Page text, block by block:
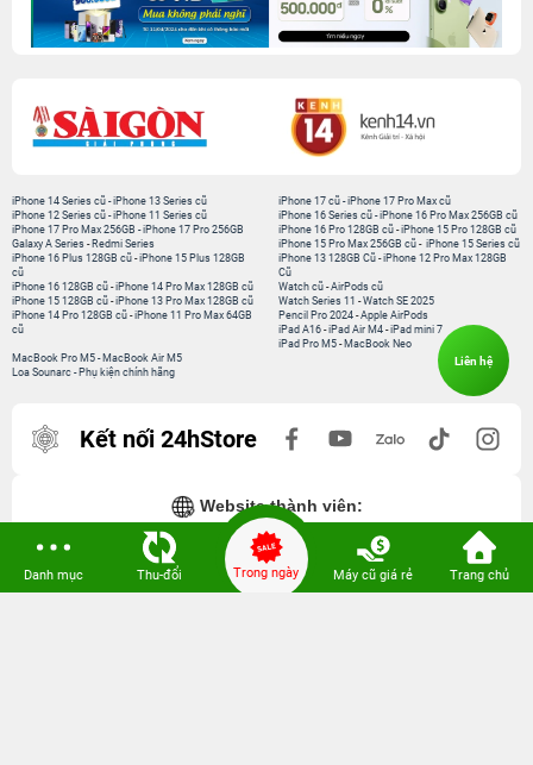
iPhone 14 Series cũ -iPhone 13 Series cũ
iPhone 12 Series cũ -iPhone 11 Series cũ
iPhone 17 Pro Max 256GB -iPhone 17 Pro 256GB
Galaxy A Series - Redmi Series
iPhone 17 cũ -iPhone 17 Pro Max cũ
iPhone 16 Series cũ - iPhone 16 Pro Max 256GB cũ
iPhone 16 Pro 128GB cũ -iPhone 15 Pro 128GB cũ
iPhone 15 Pro Max 256GB cũ - iPhone 15 Series cũ
iPhone 16 Plus 128GB cũ -iPhone 15 Plus 128GB
cũ
iPhone 16 128GB cũ -iPhone 14 Pro Max 128GB cũ
iPhone 15 128GB cũ -iPhone 13 Pro Max 128GB cũ
iPhone 14 Pro 128GB cũ -iPhone 11 Pro Max 64GB
cũ
iPhone 13 128GB Cũ -iPhone 12 Pro Max 128GB
Cũ
Watch cũ -AirPods cũ
Watch Series 11 -Watch SE 2025
Pencil Pro 2024 -Apple AirPods
iPad A16 -iPad Air M4 -iPad mini 7
iPad Pro M5 - MacBook Neo
MacBook Pro M5 - MacBook Air M5
Loa Sounarc - Phụ kiện chính hãng
Kết nối 24hStore
Website thành viên:
Bệnh Viện Điện Thoại, Laptop 24h
Danh mục Thu-đổi Trong ngày Máy cũ giá rẻ Trang chủ
Liên hệ